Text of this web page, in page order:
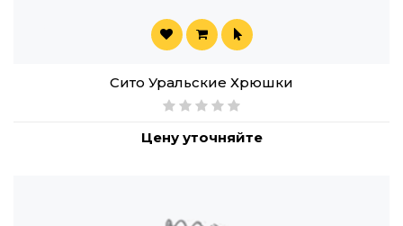
Сито Уральские Хрюшки
Цену уточняйте